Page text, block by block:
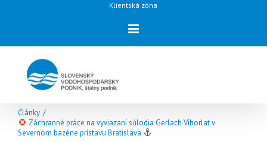
Klientská zóna
Články /
Záchranné práce na vyviazaní súlodia Gerlach Vihorlat v
Severnom bazéne prístavu Bratislava